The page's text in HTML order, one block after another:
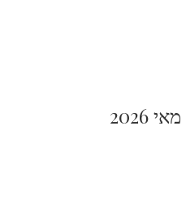
מאי 2026